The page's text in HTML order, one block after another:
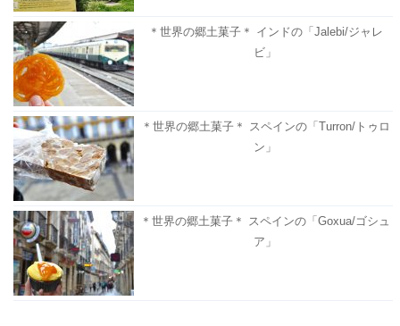
＊世界の郷土菓子＊ インドの「Jalebi/ジャレ
ビ」
＊世界の郷土菓子＊ スペインの「Turron/トゥロ
ン」
＊世界の郷土菓子＊ スペインの「Goxua/ゴシュ
ア」